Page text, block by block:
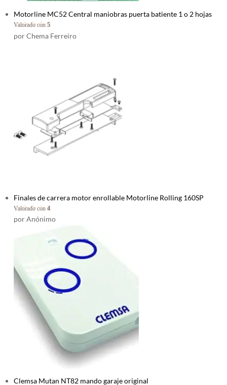
Motorline MC52 Central maniobras puerta batiente 1 o 2 hojas
Valorado con5
de 5
por Chema Ferreiro
Finales de carrera motor enrollable Motorline Rolling 160SP
Valorado con4
de 5
por Anónimo
Clemsa Mutan NT82 mando garaje original